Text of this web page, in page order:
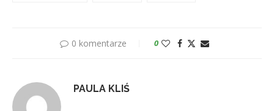
0 komentarze 0
PAULA KLIŚ